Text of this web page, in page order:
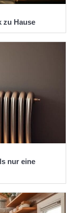
zu Hause
nur eine